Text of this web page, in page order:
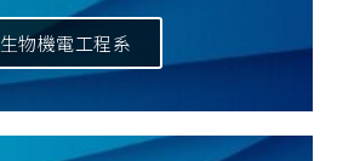
生物機電工程系